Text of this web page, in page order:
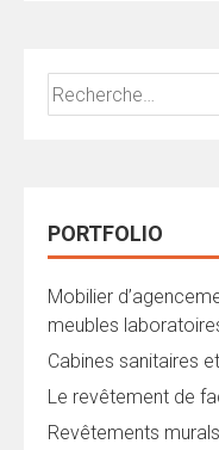
Rechercher :
PORTFOLIO
Mobilier
meubles
Cabines sanitaires
Le revêtement de
Revêtements murals